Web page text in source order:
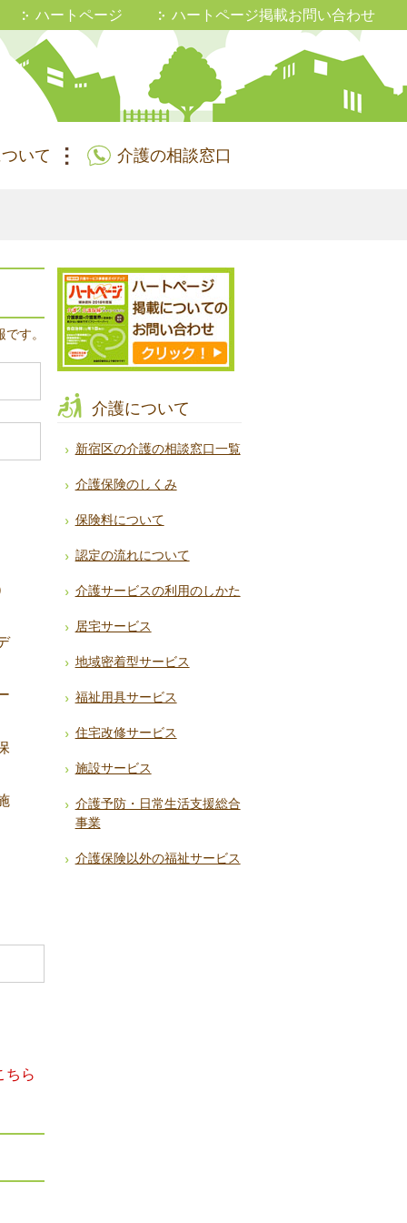
ハートページ ハートページ掲載お問い合わせ
いて 介護の相談窓口
す。
ちら
介護について
新宿区の介護の相談窓口一覧
介護保険のしくみ
保険料について
認定の流れについて
介護サービスの利用のしかた
居宅サービス
地域密着型サービス
福祉用具サービス
住宅改修サービス
施設サービス
介護予防・日常生活支援総合
事業
介護保険以外の福祉サービス